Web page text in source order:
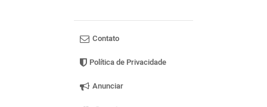
Contato
Política de Privacidade
Anunciar